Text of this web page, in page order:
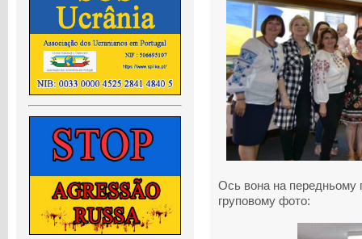
Ось вона на передньому
груповому фото: